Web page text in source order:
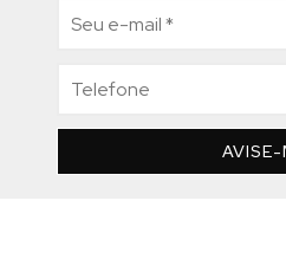
AVISE-